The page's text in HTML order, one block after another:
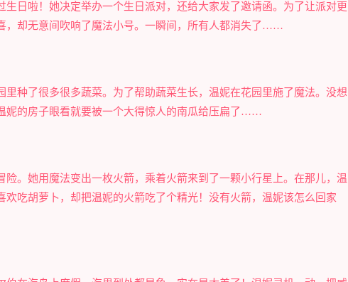
生日啦！她决定举办一个生日派对，还给大家发了邀请函。为了让派对更
，却无意间吹响了魔法小号。一瞬间，所有人都消失了……
里种了很多很多蔬菜。为了帮助蔬菜生长，温妮在花园里施了魔法。没想
妮的房子眼看就要被一个大得惊人的南瓜给压扁了……
险。她用魔法变出一枚火箭，乘着火箭来到了一颗小行星上。在那儿，温
欢吃胡萝卜，却把温妮的火箭吃了个精光！没有火箭，温妮该怎么回家